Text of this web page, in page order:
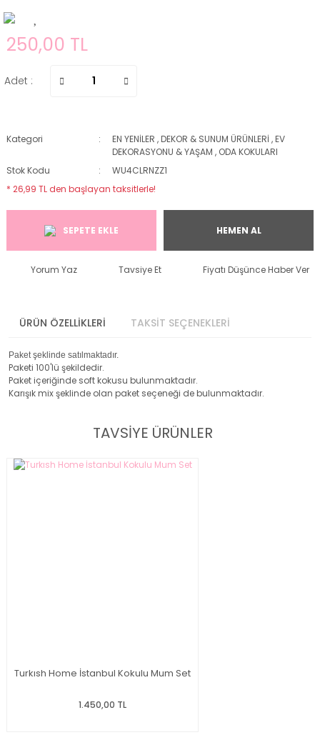
250,00 TL
Adet :
Kategori EN YENİLER ,DEKOR & SUNUM ÜRÜNLERİ ,EV
DEKORASYONU & YAŞAM , ODA KOKULARI
Stok Kodu
WU4CLRNZZ1
* 26,99 TL den başlayan taksitlerle!
SEPETE EKLE HEMEN AL
Yorum Yaz Tavsiye Et Fiyatı Düşünce Haber Ver
ÜRÜN ÖZELLİKLERİ TAKSİT SEÇENEKLERİ
Paket şeklinde satılmaktadır.
Paketi 100'lü şekildedir.
Paket içeriğinde soft kokusu bulunmaktadır.
Karışık mix şeklinde olan paket seçeneği de bulunmaktadır.
TAVSİYE ÜRÜNLER
Turkısh Home İstanbul Kokulu Mum Set
1.450,00 TL